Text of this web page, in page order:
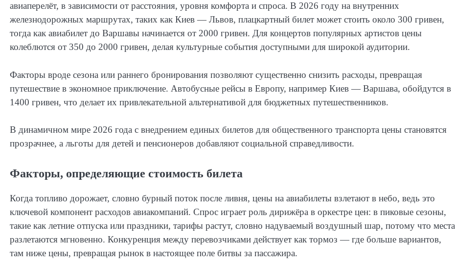
авиаперелёт, в зависимости от расстояния, уровня комфорта и спроса. В 2026 году на внутренних
железнодорожных маршрутах, таких как Киев — Львов, плацкартный билет может стоить около 300 гривен,
тогда как авиабилет до Варшавы начинается от 2000 гривен. Для концертов популярных артистов цены
колеблются от 350 до 2000 гривен, делая культурные события доступными для широкой аудитории.
Факторы вроде сезона или раннего бронирования позволяют существенно снизить расходы, превращая
путешествие в экономное приключение. Автобусные рейсы в Европу, например Киев — Варшава, обойдутся в
1400 гривен, что делает их привлекательной альтернативой для бюджетных путешественников.
В динамичном мире 2026 года с внедрением единых билетов для общественного транспорта цены становятся
прозрачнее, а льготы для детей и пенсионеров добавляют социальной справедливости.
Факторы, определяющие стоимость билета
Когда топливо дорожает, словно бурный поток после ливня, цены на авиабилеты взлетают в небо, ведь это
ключевой компонент расходов авиакомпаний. Спрос играет роль дирижёра в оркестре цен: в пиковые сезоны,
такие как летние отпуска или праздники, тарифы растут, словно надуваемый воздушный шар, потому что места
разлетаются мгновенно. Конкуренция между перевозчиками действует как тормоз — где больше вариантов,
там ниже цены, превращая рынок в настоящее поле битвы за пассажира.